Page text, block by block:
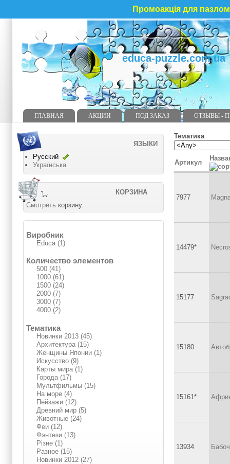
Промоакція для
educa-puzzle.com.ua
ГЛАВНАЯ АКЦИИ ПОД ЗАКАЗ ОТЗЫВЫ -
Тематика
Артикул
7977
14479*
15177
15180
15161*
13934
ЯЗЫКИ
Русский
Українська
КОРЗИНА
Смотреть корзину.
Виробник
Educa (1)
Количество элементов
500 (41)
1000 (61)
1500 (24)
2000 (7)
3000 (7)
4000 (2)
Тематика
Новинки 2013 (45)
Архитектура (15)
Женщины Японии (1)
Искусство (9)
Карты мира (1)
Города (17)
Мультфильмы (15)
На море (4)
Пейзажи (12)
Древний мир (5)
Животные (24)
Феи (12)
Фэнтези (13)
Різне (1)
Разное (15)
Новинки 2012 (27)